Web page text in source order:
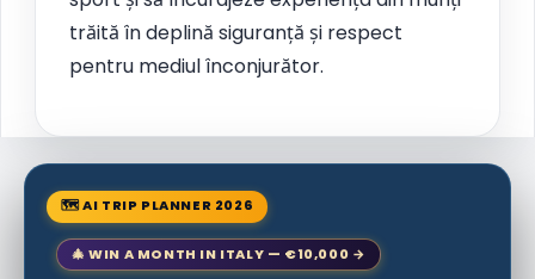
trăită în deplină siguranță și respect
pentru mediul înconjurător.
🗺 AI TRIP PLANNER 2026
🎄 WIN A MONTH IN ITALY — €10,000 →